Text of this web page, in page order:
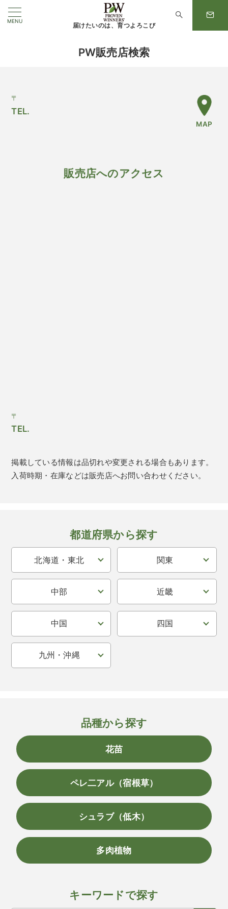
MENU
届けたいのは、育つよろこび
PW販売店検索
〒
TEL.
MAP
販売店へのアクセス
〒
TEL.
掲載している情報は品切れや変更される場合もあります。
入荷時期・在庫などは販売店へお問い合わせください。
都道府県から探す
北海道・東北 関東
中部 近畿
中国 四国
九州・沖縄
品種から探す
花苗
ペレ二アル（宿根草）
シュラブ（低木）
多肉植物
キーワードで探す